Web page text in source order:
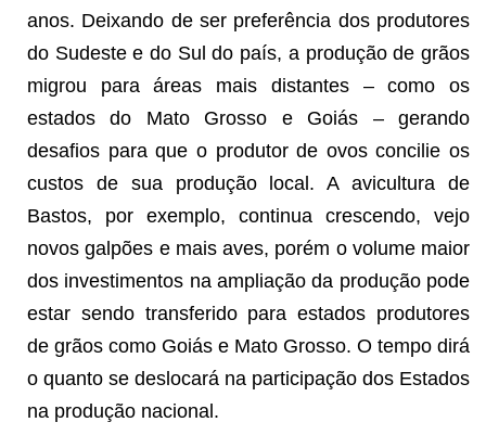
anos. Deixando de ser preferência dos produtores
do Sudeste e do Sul do país, a produção de grãos
migrou para áreas mais distantes – como os
estados do Mato Grosso e Goiás – gerando
desafios para que o produtor de ovos concilie os
custos de sua produção local. A avicultura de
Bastos, por exemplo, continua crescendo, vejo
novos galpões e mais aves, porém o volume maior
dos investimentos na ampliação da produção pode
estar sendo transferido para estados produtores
de grãos como Goiás e Mato Grosso. O tempo dirá
o quanto se deslocará na participação dos Estados
na produção nacional.